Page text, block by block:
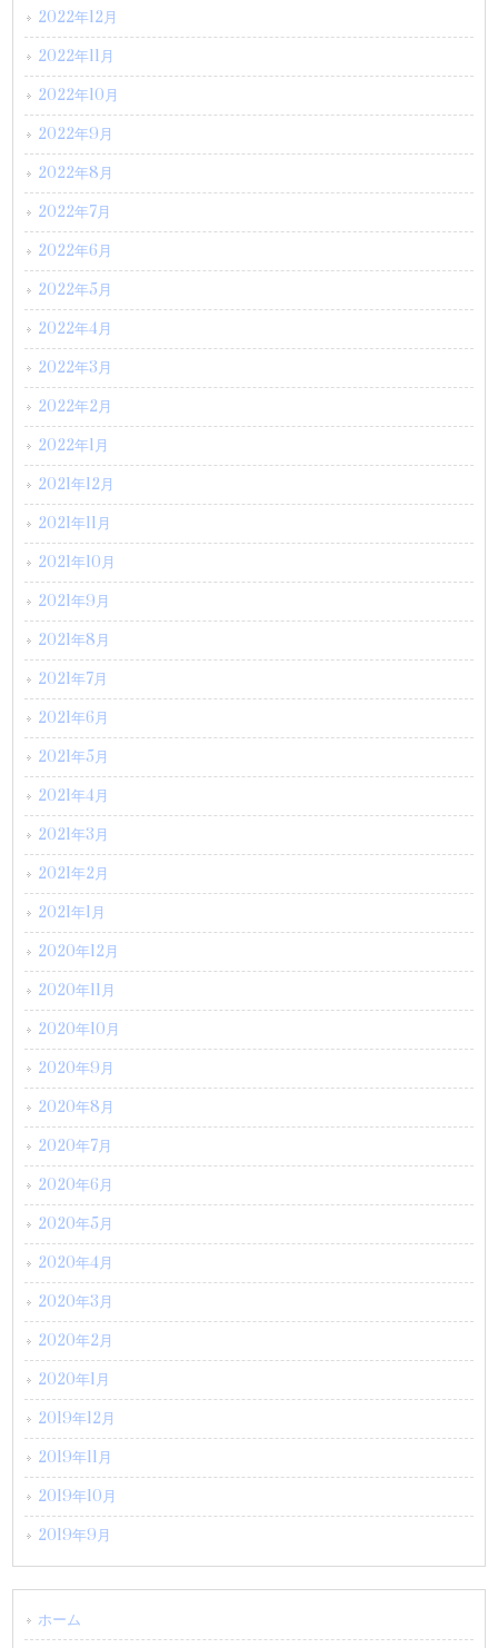
2022年12月
2022年11月
2022年10月
2022年9月
2022年8月
2022年7月
2022年6月
2022年5月
2022年4月
2022年3月
2022年2月
2022年1月
2021年12月
2021年11月
2021年10月
2021年9月
2021年8月
2021年7月
2021年6月
2021年5月
2021年4月
2021年3月
2021年2月
2021年1月
2020年12月
2020年11月
2020年10月
2020年9月
2020年8月
2020年7月
2020年6月
2020年5月
2020年4月
2020年3月
2020年2月
2020年1月
2019年12月
2019年11月
2019年10月
2019年9月
ホーム